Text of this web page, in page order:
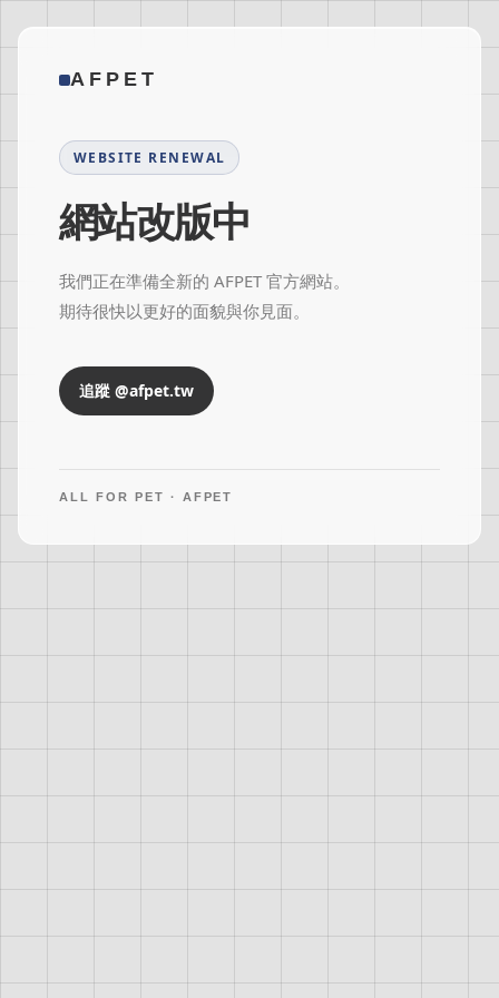
AFPET
WEBSITE RENEWAL
網站改版中
我們正在準備全新的 AFPET 官方網站。
期待很快以更好的面貌與你見面。
追蹤 @afpet.tw
ALL FOR PET · AFPET